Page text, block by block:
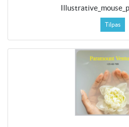
Tilpas